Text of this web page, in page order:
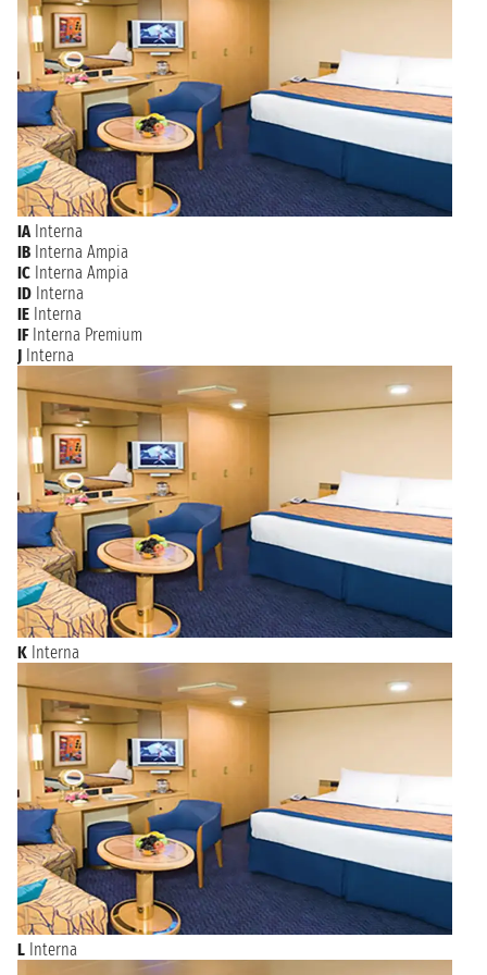
IA Interna
IB Interna Ampia
IC Interna Ampia
ID Interna
IE Interna
IF Interna Premium
J Interna
K Interna
L Interna